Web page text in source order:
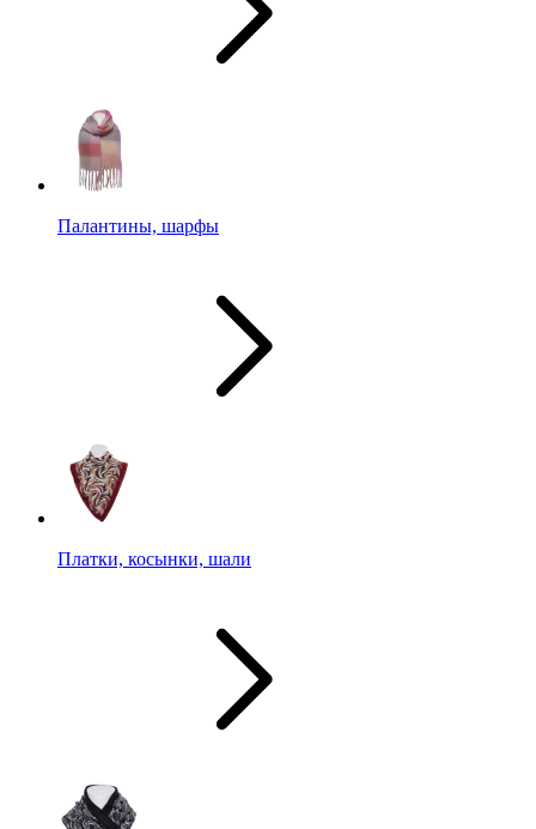
Палантины, шарфы
Платки, косынки, шали